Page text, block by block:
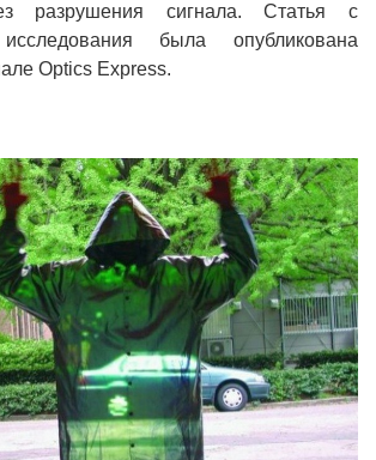
разрушения сигнала. Статья с
исследования была опубликована
Optics Express.